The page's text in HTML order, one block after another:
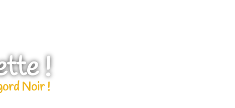
!
Noir !